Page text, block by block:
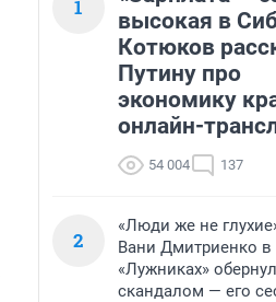
1
высокая в
Котюков
Путину про
экономику
онлайн-
54 004 137
2
«Люди же не
Вани Дмитриенко в
«Лужниках»
скандалом — его